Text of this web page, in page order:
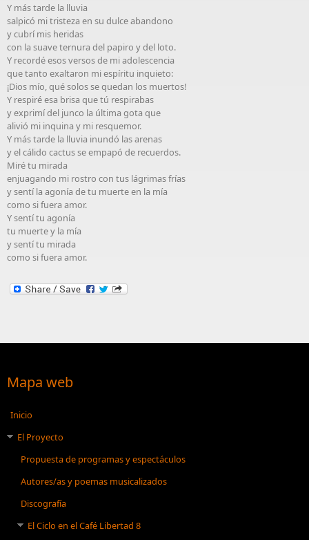
Y más tarde la lluvia
salpicó mi tristeza en su dulce abandono
y cubrí mis heridas
con la suave ternura del papiro y del loto.
Y recordé esos versos de mi adolescencia
que tanto exaltaron mi espíritu inquieto:
¡Dios mío, qué solos se quedan los muertos!
Y respiré esa brisa que tú respirabas
y exprimí del junco la última gota que
alivió mi inquina y mi resquemor.
Y más tarde la lluvia inundó las arenas
y el cálido cactus se empapó de recuerdos.
Miré tu mirada
enjuagando mi rostro con tus lágrimas frías
y sentí la agonía de tu muerte en la mía
como si fuera amor.
Y sentí tu agonía
tu muerte y la mía
y sentí tu mirada
como si fuera amor.
Mapa web
Inicio
El Proyecto
Propuesta de programas y espectáculos
Autores/as y poemas musicalizados
Discografía
El Ciclo en el Café Libertad 8